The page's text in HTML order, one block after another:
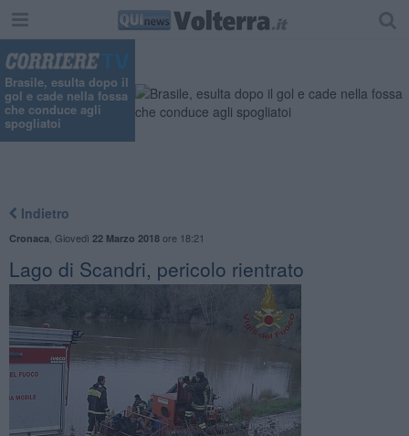
Brasile, esulta dopo il
gol e cade nella fossa
che conduce agli
spogliatoi
Indietro
Cronaca Giovedì 22 Marzo 2018ore 18:21
Lago di Scandri, pericolo rientrato